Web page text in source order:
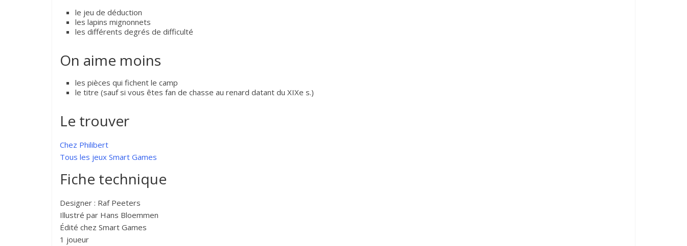
le jeu de déduction
les lapins mignonnets
les différents degrés de difficulté
On aime moins
les pièces qui fichent le camp
le titre (sauf si vous êtes fan de chasse au renard datant du XIXe s.)
Le trouver
Chez Philibert
Tous les jeux Smart Games
Fiche technique
Designer : Raf Peeters
Illustré par Hans Bloemmen
Édité chez Smart Games
1 joueur